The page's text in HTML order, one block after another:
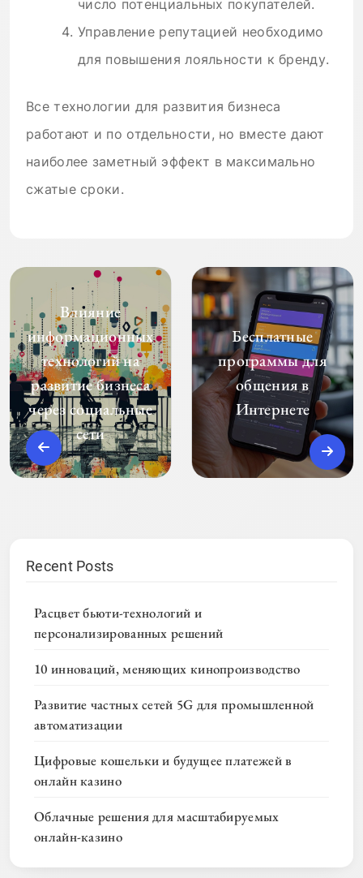
число потенциальных покупателей.
Управление репутацией необходимо
для повышения лояльности к бренду.
Все технологии для развития бизнеса
работают и по отдельности, но вместе дают
наиболее заметный эффект в максимально
сжатые сроки.
Влияние
информационных
технологий на
развитие бизнеса
через социальные
сети
Бесплатные
программы для
общения в
Интернете
Recent Posts
Расцвет бьюти-технологий и
персонализированных решений
10 инноваций, меняющих кинопроизводство
Развитие частных сетей 5G для промышленной
автоматизации
Цифровые кошельки и будущее платежей в
онлайн казино
Облачные решения для масштабируемых
онлайн-казино